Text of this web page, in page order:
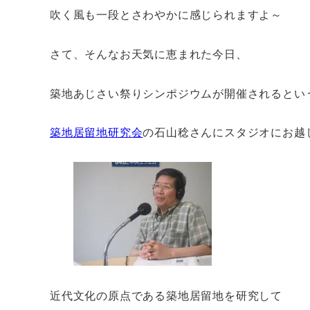
吹く風も一段とさわやかに感じられますよ～
さて、そんなお天気に恵まれた今日、
築地あじさい祭りシンポジウムが開催されるとい
築地居留地研究会の石山稔さんにスタジオにお越
近代文化の原点である築地居留地を研究して